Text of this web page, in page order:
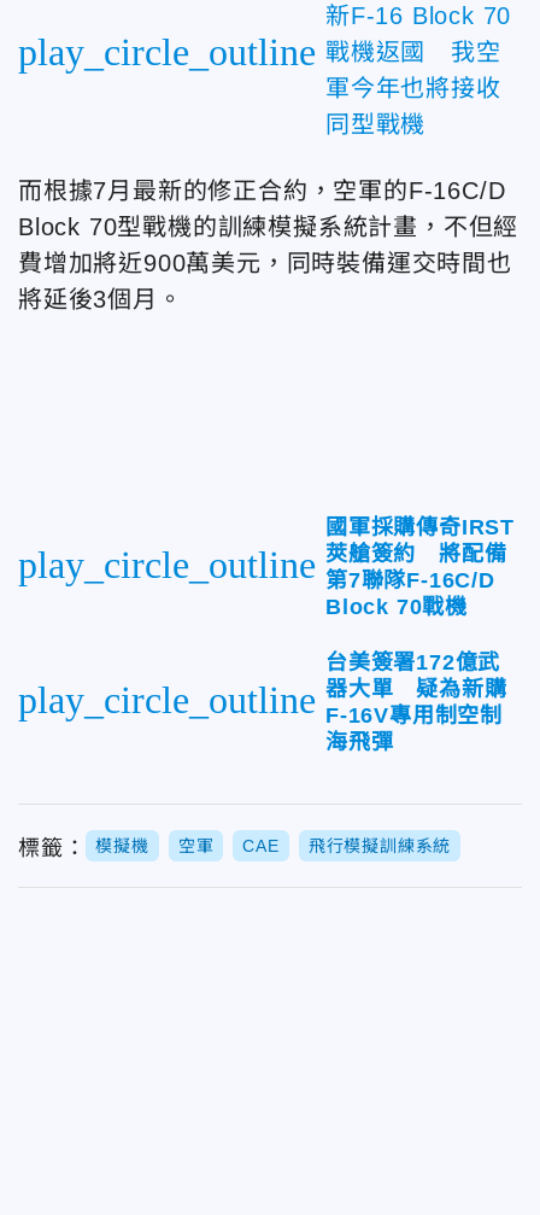
play_circle_outline
新F-16 Block 70
戰機返國 我空
軍今年也將接收
同型戰機
而根據7月最新的修正合約，空軍的F-16C/D
Block 70型戰機的訓練模擬系統計畫，不但經
費增加將近900萬美元，同時裝備運交時間也
將延後3個月。
play_circle_outline
國軍採購傳奇IRST
莢艙簽約 將配備
第7聯隊F-16C/D
Block 70戰機
play_circle_outline
台美簽署172億武
器大單 疑為新購
F-16V專用制空制
海飛彈
標籤： 模擬機 空軍 CAE 飛行模擬訓練系統